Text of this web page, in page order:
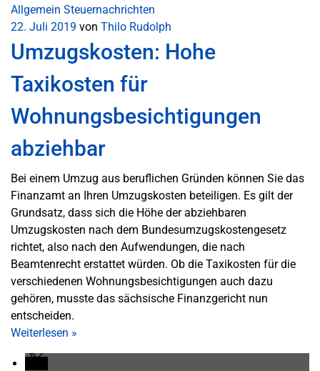
Allgemein Steuernachrichten
22. Juli 2019 von Thilo Rudolph
Umzugskosten: Hohe
Taxikosten für
Wohnungsbesichtigungen
abziehbar
Bei einem Umzug aus beruflichen Gründen können Sie das
Finanzamt an Ihren Umzugskosten beteiligen. Es gilt der
Grundsatz, dass sich die Höhe der abziehbaren
Umzugskosten nach dem Bundesumzugskostengesetz
richtet, also nach den Aufwendungen, die nach
Beamtenrecht erstattet würden. Ob die Taxikosten für die
verschiedenen Wohnungsbesichtigungen auch dazu
gehören, musste das sächsische Finanzgericht nun
entscheiden.
Weiterlesen »